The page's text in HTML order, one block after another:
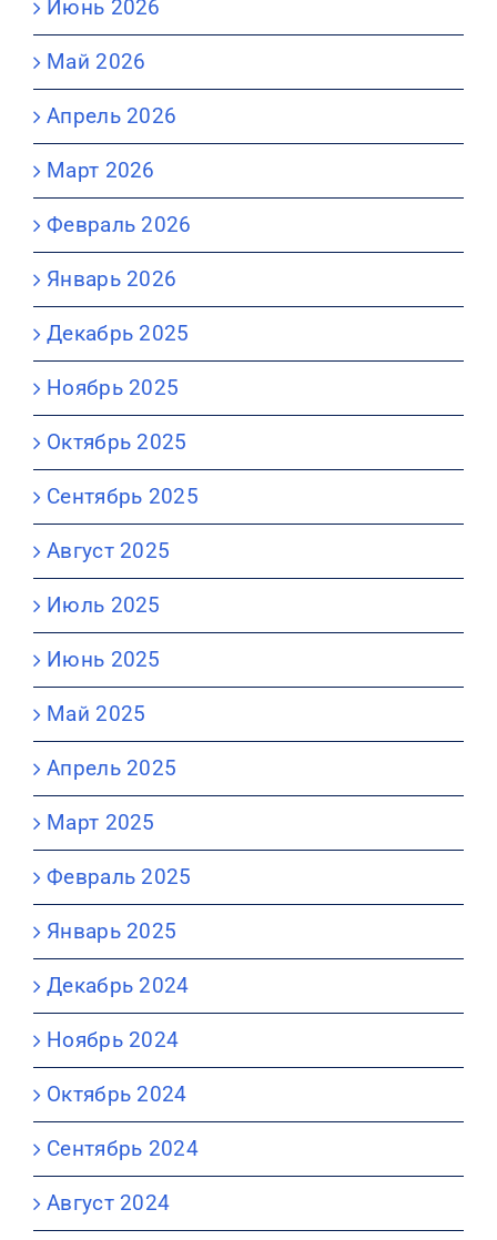
Июнь 2026
Май 2026
Апрель 2026
Март 2026
Февраль 2026
Январь 2026
Декабрь 2025
Ноябрь 2025
Октябрь 2025
Сентябрь 2025
Август 2025
Июль 2025
Июнь 2025
Май 2025
Апрель 2025
Март 2025
Февраль 2025
Январь 2025
Декабрь 2024
Ноябрь 2024
Октябрь 2024
Сентябрь 2024
Август 2024